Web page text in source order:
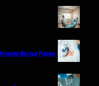
Всегда Рядом